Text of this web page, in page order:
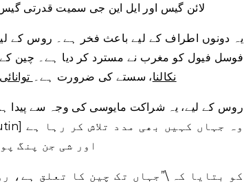
لائن گیس اور ایل این جی سمیت قدرتی گیس کی خریداری 155 فیصد سے 9.6
یہ دونوں اطراف کے لیے باعث فخر ہے۔ روس کے
فوسل فیول کو مغرب نے مسترد کر دیا ہے۔ چین کے
نکالنا، سستے کی ضرورت ہے۔ توانائی
اور شی جن پنگ